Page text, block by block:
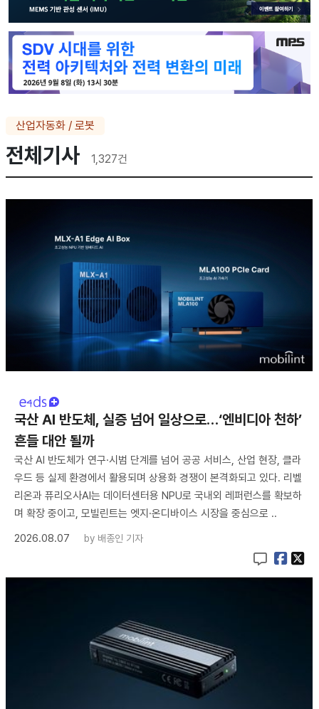
산업자동화 / 로봇
전체기사 1,327건
국산 AI 반도체, 실증 넘어 일상으로…‘엔비디아 천하’
흔들 대안 될까
국산 AI 반도체가 연구·시범 단계를 넘어 공공 서비스, 산업 현장, 클라
우드 등 실제 환경에서 활용되며 상용화 경쟁이 본격화되고 있다. 리벨
리온과 퓨리오사AI는 데이터센터용 NPU로 국내외 레퍼런스를 확보하
며 확장 중이고, 모빌린트는 엣지·온디바이스 시장을 중심으로 ..
2026.08.07
by 배종인 기자